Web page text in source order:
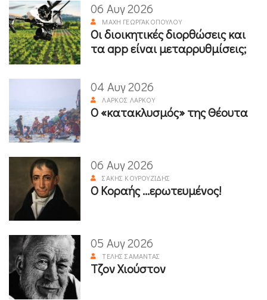
06 Αυγ 2026
ΜΆΧΗ ΓΕΩΡΓΑΚΟΠΟΎΛΟΥ
Οι διοικητικές διορθώσεις και
τα app είναι μεταρρυθμίσεις;
04 Αυγ 2026
ΛΆΡΚΟΣ ΛΆΡΚΟΥ
Ο «κατακλυσμός» της Θέουτα
06 Αυγ 2026
ΣΆΚΗΣ ΚΟΥΡΟΥΖΊΔΗΣ
Ο Κοραής ...ερωτευμένος!
05 Αυγ 2026
ΤΈΛΗΣ ΣΑΜΑΝΤΆΣ
Τζον Χιούστον